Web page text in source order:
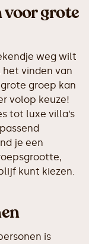
voor grote
weg wilt
vinden van
groep kan
volop keuze!
tot luxe villa’s
je een
kunt kiezen.
is